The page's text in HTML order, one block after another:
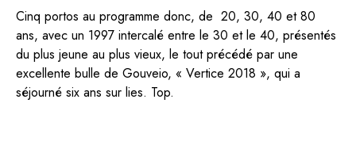
Cinq portos au programme donc, de 20, 30, 40 et 80
ans, avec un 1997 intercalé entre le 30 et le 40, présentés
du plus jeune au plus vieux, le tout précédé par une
excellente bulle de Gouveio, « Vertice 2018 », qui a
séjourné six ans sur lies. Top.